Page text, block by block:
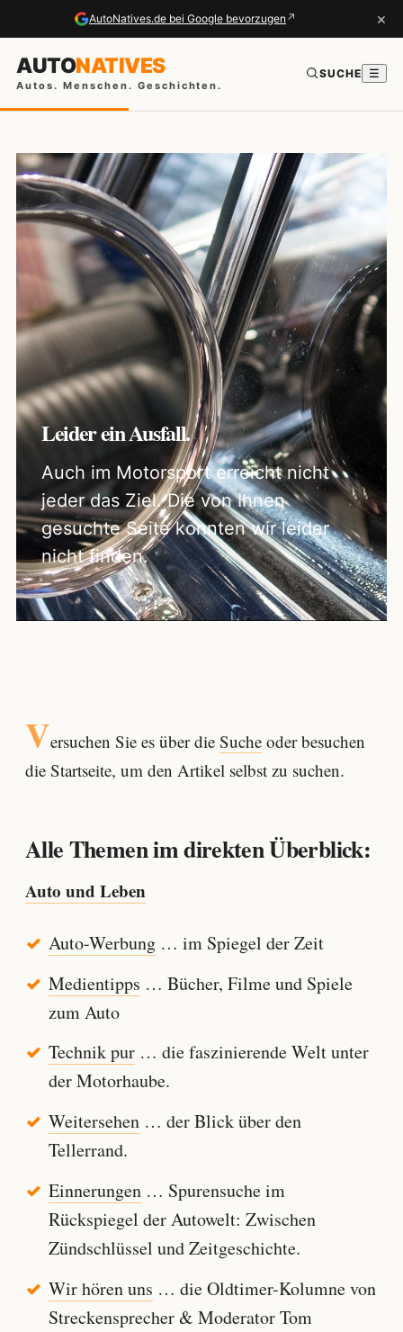
AutoNatives.de bei Google bevorzugen ↗ ×
AUTONATIVES
Autos. Menschen. Geschichten.
SUCHE ☰
Leider ein Ausfall.
Auch im Motorsport erreicht nicht
jeder das Ziel. Die von Ihnen
gesuchte Seite konnten wir leider
nicht finden.
Versuchen Sie es über die Sucheoder besuchen
die Startseite, um den Artikel selbst zu suchen.
Alle Themen im direkten Überblick:
Auto und Leben
Auto-Werbung… im Spiegel der Zeit
Medientipps … Bücher, Filme und Spiele
zum Auto
Technik pur… die faszinierende Welt unter
der Motorhaube.
Weitersehen… der Blick über den
Tellerrand.
Einnerungen… Spurensuche im
Rückspiegel der Autowelt: Zwischen
Zündschlüssel und Zeitgeschichte.
Wir hören uns … die Oldtimer-Kolumne von
Streckensprecher & Moderator Tom